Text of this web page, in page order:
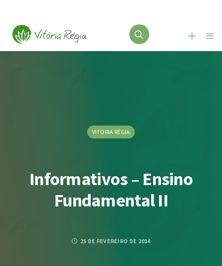
VITORIA RÉGIA
Informativos – Ensino
Fundamental II
25 DE FEVEREIRO DE 2014